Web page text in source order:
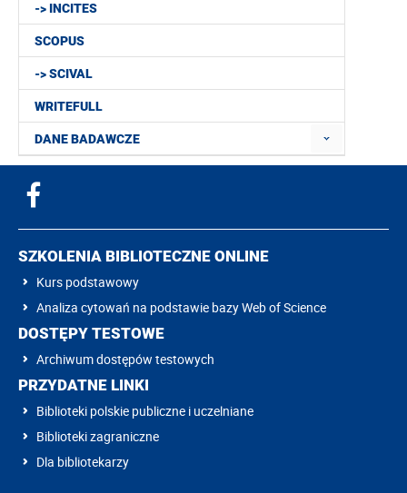
-> INCITES
SCOPUS
-> SCIVAL
WRITEFULL
DANE BADAWCZE
SZKOLENIA BIBLIOTECZNE ONLINE
Kurs podstawowy
Analiza cytowań na podstawie bazy Web of Science
DOSTĘPY TESTOWE
Archiwum dostępów testowych
PRZYDATNE LINKI
Biblioteki polskie publiczne i uczelniane
Biblioteki zagraniczne
Dla bibliotekarzy